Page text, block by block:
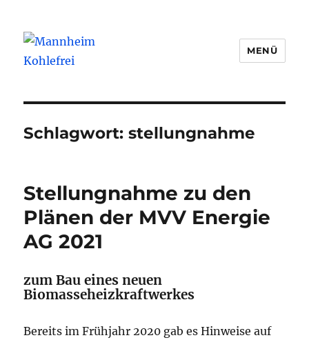
MENÜ
Schlagwort:stellungnahme
Stellungnahme zu den
Plänen der MVV Energie
AG 2021
zum Bau eines neuen
Biomasseheizkraftwerkes
Bereits im Frühjahr 2020 gab es Hinweise auf